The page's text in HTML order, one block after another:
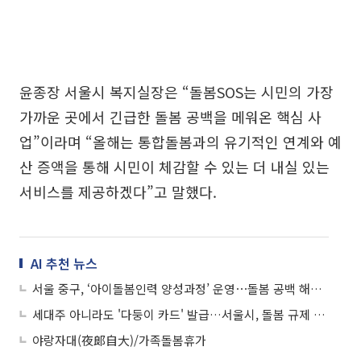
윤종장 서울시 복지실장은 “돌봄SOS는 시민의 가장
가까운 곳에서 긴급한 돌봄 공백을 메워온 핵심 사
업”이라며 “올해는 통합돌봄과의 유기적인 연계와 예
산 증액을 통해 시민이 체감할 수 있는 더 내실 있는
서비스를 제공하겠다”고 말했다.
AI 추천 뉴스
서울 중구, ‘아이돌봄인력 양성과정’ 운영⋯돌봄 공백 해소 나서
세대주 아니라도 '다둥이 카드' 발급…서울시, 돌봄 규제 3건 개선한다
야랑자대(夜郞自大)/가족돌봄휴가